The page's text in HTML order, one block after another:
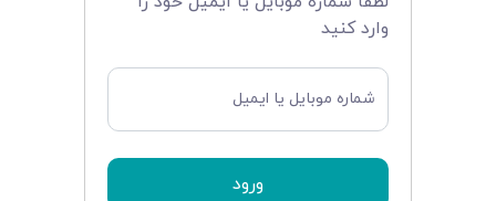
وارد کنید
شماره موبایل یا ایمیل
ورود